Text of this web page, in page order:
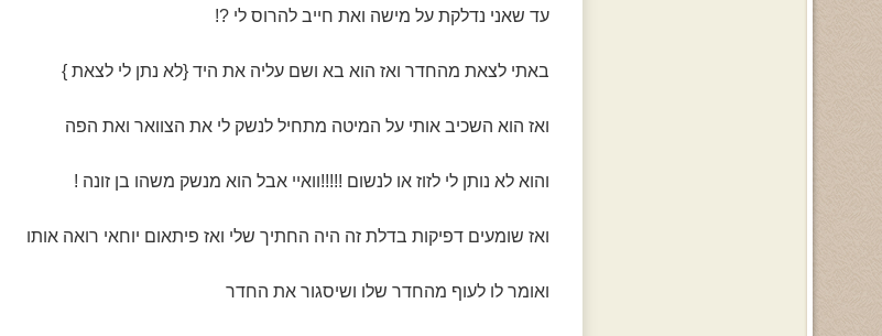
עד שאני נדלקת על מישה ואת חייב להרוס לי ?!
באתי לצאת מהחדר ואז הוא בא ושם עליה את היד {לא נתן לי לצאת }
ואז הוא השכיב אותי על המיטה מתחיל לנשק לי את הצוואר ואת הפה
והוא לא נותן לי לזוז או לנשום !!!!!וואיי אבל הוא מנשק משהו בן זונה !
ואז שומעים דפיקות בדלת זה היה החתיך שלי ואז פיתאום יוחאי רואה אותו
ואומר לו לעוף מהחדר שלו ושיסגור את החדר